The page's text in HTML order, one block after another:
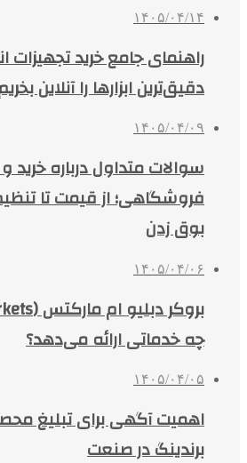
۱۴۰۵/۰۴/۱۴
راهنمای جامع خرید تجهیزات
دقیق‌ترین ابزارها را آنلاین
۱۴۰۵/۰۴/۰۹
سوالات متداول درباره
فروشگاهی؛ از قیمت تا
بوق زدن
۱۴۰۵/۰۴/۰۶
چه خدماتی ارائه می‌دهد؟
۱۴۰۵/۰۴/۰۵
اهمیت آگهی برای تبلیغ
برندینگ در صنعت